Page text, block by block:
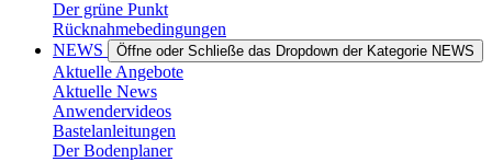
Der grüne Punkt
Rücknahmebedingungen
NEWS
Öffne oder Schließe das Dropdown der Kategorie NEWS
Aktuelle Angebote
Aktuelle News
Anwendervideos
Bastelanleitungen
Der Bodenplaner